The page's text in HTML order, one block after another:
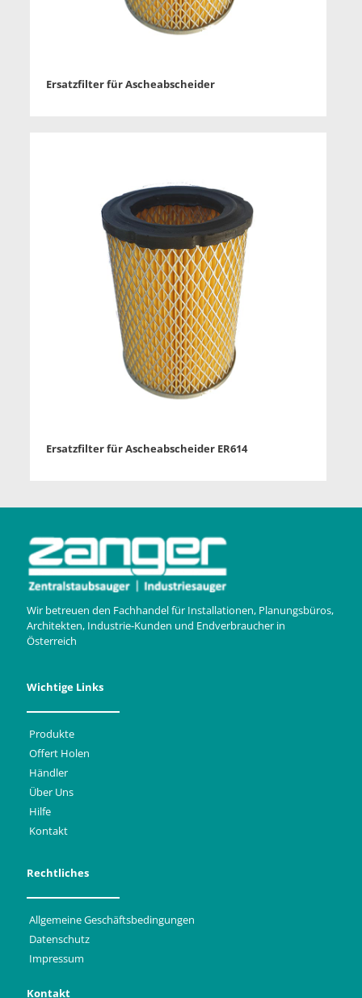
Ersatzfilter für Ascheabscheider
Ersatzfilter für Ascheabscheider ER614
Wir betreuen den Fachhandel für Installationen, Planungsbüros,
Architekten, Industrie-Kunden und Endverbraucher in
Österreich
Wichtige Links
Produkte
Offert Holen
Händler
Über Uns
Hilfe
Kontakt
Rechtliches
Allgemeine Geschäftsbedingungen
Datenschutz
Impressum
Kontakt